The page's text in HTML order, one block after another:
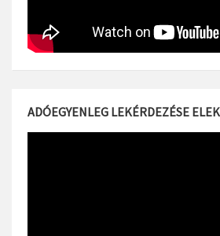
ADÓEGYENLEG LEKÉRDEZÉSE